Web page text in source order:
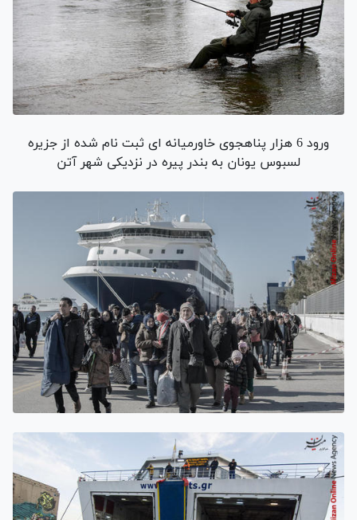
ورود 6 هزار پناهجوی خاورمیانه ای ثبت نام شده از جزیره
لسبوس یونان به بندر پیره در نزدیکی شهر آتن